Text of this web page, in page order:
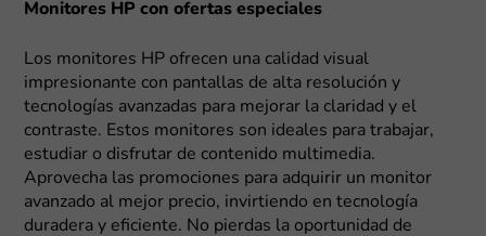
Monitores HP con ofertas especiales
Los monitores HP ofrecen una calidad visual
impresionante con pantallas de alta resolución y
tecnologías avanzadas para mejorar la claridad y el
contraste. Estos monitores son ideales para trabajar,
estudiar o disfrutar de contenido multimedia.
Aprovecha las promociones para adquirir un monitor
avanzado al mejor precio, invirtiendo en tecnología
duradera y eficiente. No pierdas la oportunidad de